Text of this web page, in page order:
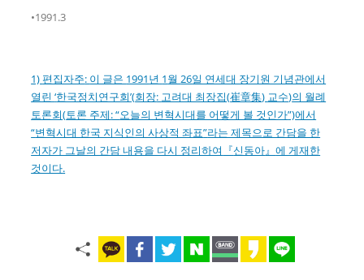
•1991.3
1) 편집자주: 이 글은 1991년 1월26일 연세대 장기원 기념관에서
열린‘한국정치연구회’(회장: 고려대 최장집(崔章集) 교수)의 월례
토론회(토론 주제: “오늘의 변혁시대를 어떻게 볼 것인가”)에서
“변혁시대 한국 지식인의 사상적 좌표”라는 제목으로 간담을 한
저자가 그날의 간담 내용을 다시 정리하여 『신동아』에 게재한
것이다.